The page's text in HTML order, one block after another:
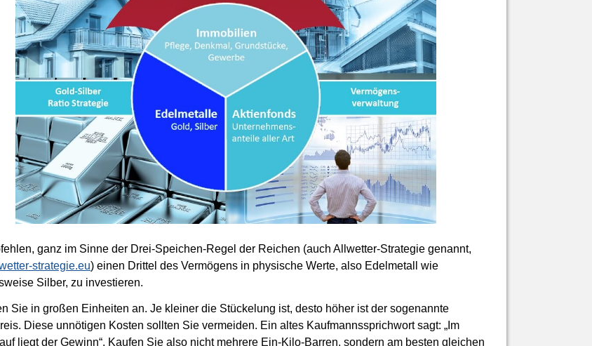
ganz im Sinne der Drei-Speichen-Regel der Reichen (auch Allwetter-Strategie genannt,
strategie.eu) einen Drittel des Vermögens in physische Werte, also Edelmetall wie
Silber, zu investieren.
Sie in großen Einheiten an. Je kleiner die Stückelung ist, desto höher ist der sogenannte
Diese unnötigen Kosten sollten Sie vermeiden. Ein altes Kaufmannssprichwort sagt: „Im
liegt der Gewinn“. Kaufen Sie also nicht mehrere Ein-Kilo-Barren, sondern am besten gleichen